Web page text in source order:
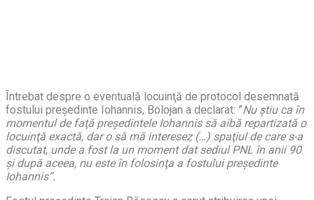
Întrebat despre o eventuală locuinţă de protocol desemnată
fostului preşedinte Iohannis, Bolojan a declarat: ”Nu ştiu ca în
momentul de faţă preşedintele Iohannis să aibă repartizată o
locuinţă exactă, dar o să mă interesez (…) spaţiul de care s-a
discutat, unde a fost la un moment dat sediul PNL în anii 90
şi după aceea, nu este în folosinţa a fostului preşedinte
Iohannis”.